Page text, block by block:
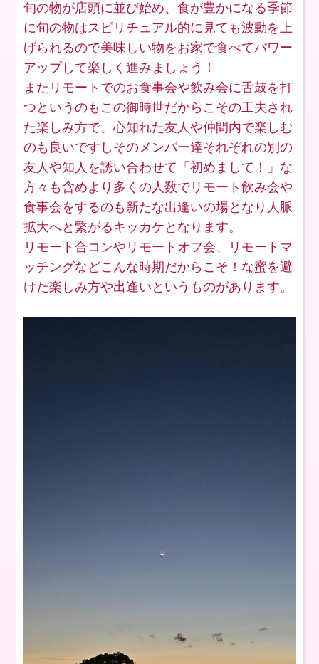
旬の物が店頭に並び始め、食が豊かになる季節
に旬の物はスピリチュアル的に見ても波動を上
げられるので美味しい物をお家で食べてパワー
アップして楽しく進みましょう！
またリモートでのお食事会や飲み会に舌鼓を打
つというのもこの御時世だからこその工夫され
た楽しみ方で、心知れた友人や仲間内で楽しむ
のも良いですしそのメンバー達それぞれの別の
友人や知人を誘い合わせて「初めまして！」な
方々も含めより多くの人数でリモート飲み会や
食事会をするのも新たな出逢いの場となり人脈
拡大へと繋がるキッカケとなります。
リモート合コンやリモートオフ会、リモートマ
ッチングなどこんな時期だからこそ！な蜜を避
けた楽しみ方や出逢いというものがあります。